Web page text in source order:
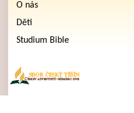
O nás
Děti
Studium Bible